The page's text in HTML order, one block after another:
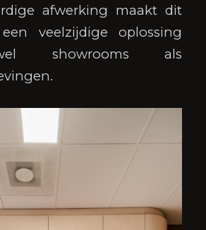
afwerking maakt dit
veelzijdige oplossing
showrooms als